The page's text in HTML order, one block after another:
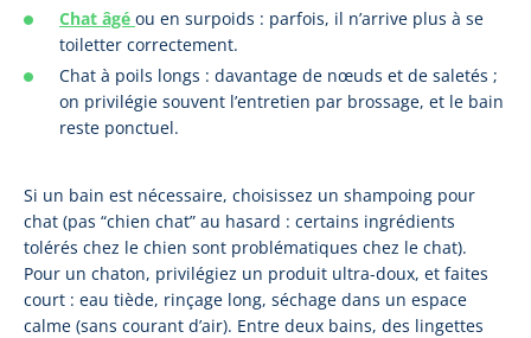
Chat âgé ou en surpoids : parfois, il n’arrive plus à se
toiletter correctement.
Chat à poils longs : davantage de nœuds et de saletés ;
on privilégie souvent l’entretien par brossage, et le bain
reste ponctuel.
Si un bain est nécessaire, choisissez un shampoing pour
chat (pas “chien chat” au hasard : certains ingrédients
tolérés chez le chien sont problématiques chez le chat).
Pour un chaton, privilégiez un produit ultra-doux, et faites
court : eau tiède, rinçage long, séchage dans un espace
calme (sans courant d’air). Entre deux bains, des lingettes